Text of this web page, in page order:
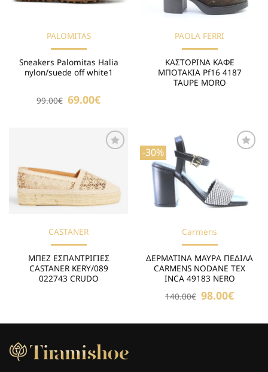
PALOMITAS
Sneakers Palomitas Halia
nylon/suede off white1
99.00€ Original
price
69.00€Η
τρέχουσα
69.00€.
PAOLA FERRI
ΚΑΣΤΟΡΙΝΑ KΑΦΕ
ΜΠΟΤΑΚΙΑ Pf16 4187
TAUPE MORO
Επιθυμιών
CASTANER
ΜΠΕΖ ΕΣΠΑΝΤΡΙΓΙΕΣ
CASTANER KERY/089
022743 CRUDO
-30%
Carmens
ΔΕΡΜΑΤΙΝΑ ΜΑΥΡΑ ΠΕΔΙΛΑ
CARMENS NODANE TEX
INCA 49183 NERO
140.00€ Original
price
98.00€Η
98.00€.